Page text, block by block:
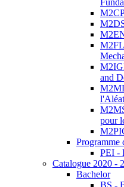
and
pour
Programme
PEI -
Catalogue 2020 -
Bachelor
BS -